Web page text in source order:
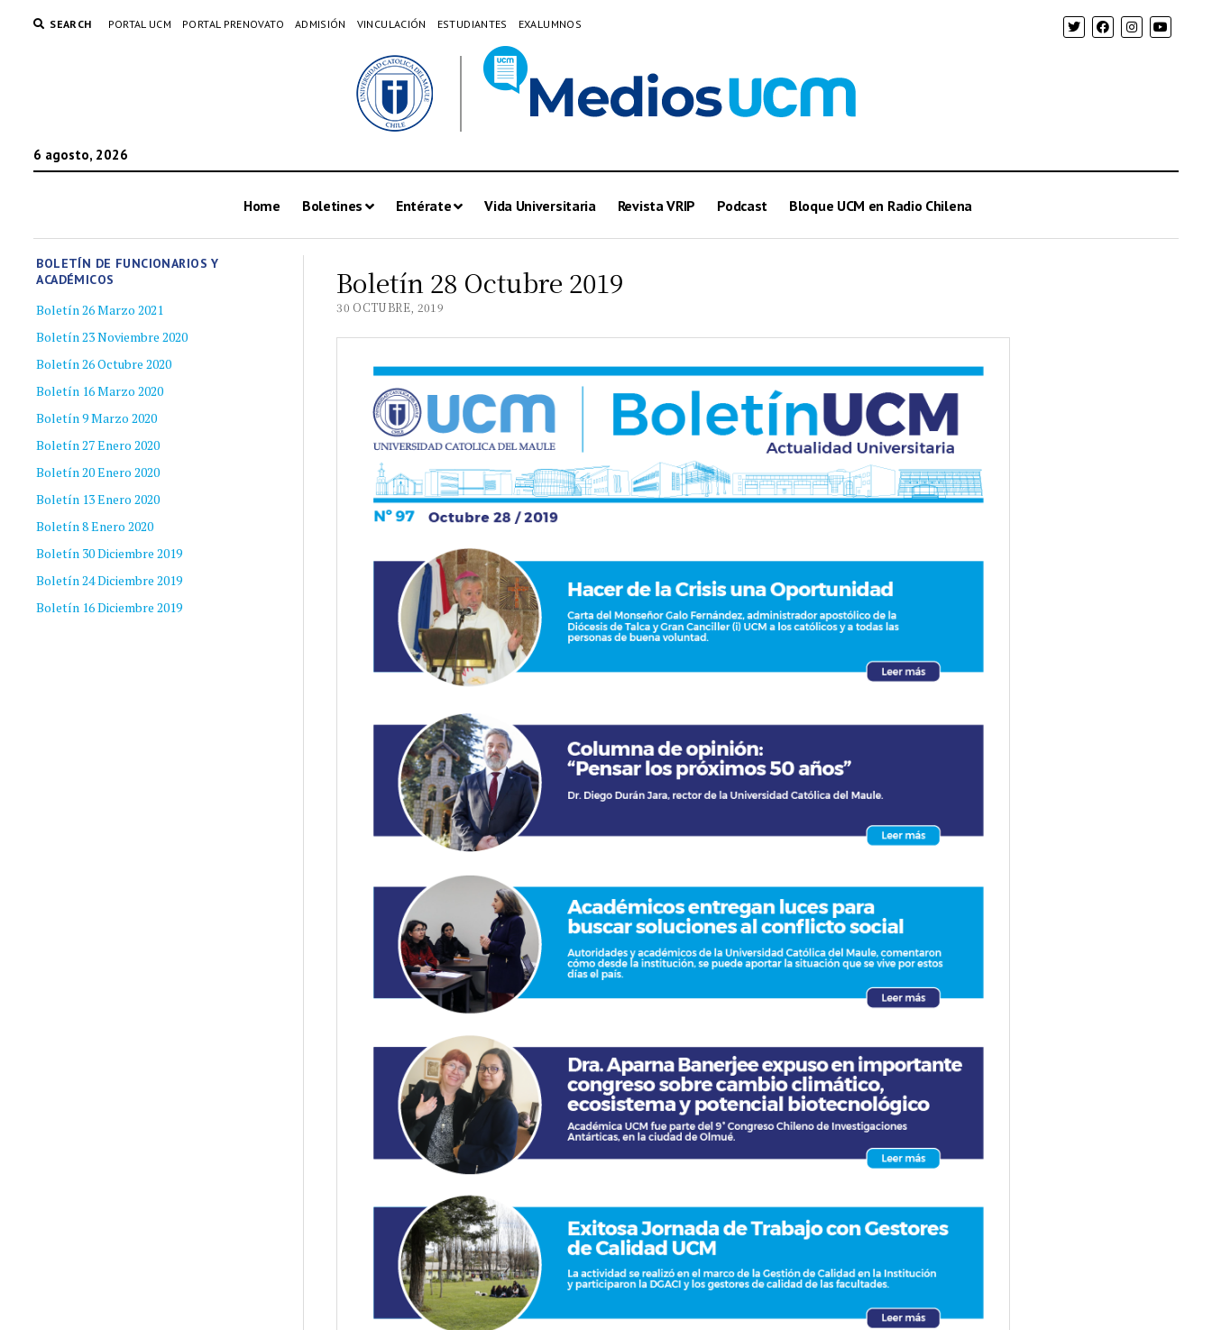
SEARCH PORTAL UCM PORTAL PRENOVATO ADMISIÓN VINCULACIÓN ESTUDIANTES EXALUMNOS
6 agosto, 2026
Home Boletines Entérate Vida Universitaria Revista VRIP Podcast Bloque UCM en Radio Chilena
BOLETÍN DE FUNCIONARIOS Y
ACADÉMICOS
Boletín 26 Marzo 2021
Boletín 23 Noviembre 2020
Boletín 26 Octubre 2020
Boletín 16 Marzo 2020
Boletín 9 Marzo 2020
Boletín 27 Enero 2020
Boletín 20 Enero 2020
Boletín 13 Enero 2020
Boletín 8 Enero 2020
Boletín 30 Diciembre 2019
Boletín 24 Diciembre 2019
Boletín 16 Diciembre 2019
Boletín 28 Octubre 2019
30 OCTUBRE, 2019